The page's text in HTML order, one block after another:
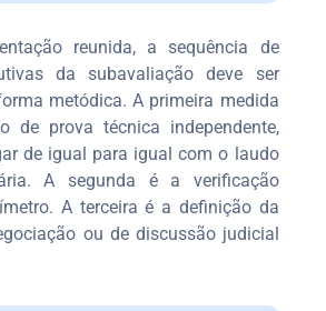
reunida, a sequência de
da subavaliação deve ser
metódica. A primeira medida
de prova técnica independente,
de igual para igual com o laudo
A segunda é a verificação
A terceira é a definição da
ou de discussão judicial